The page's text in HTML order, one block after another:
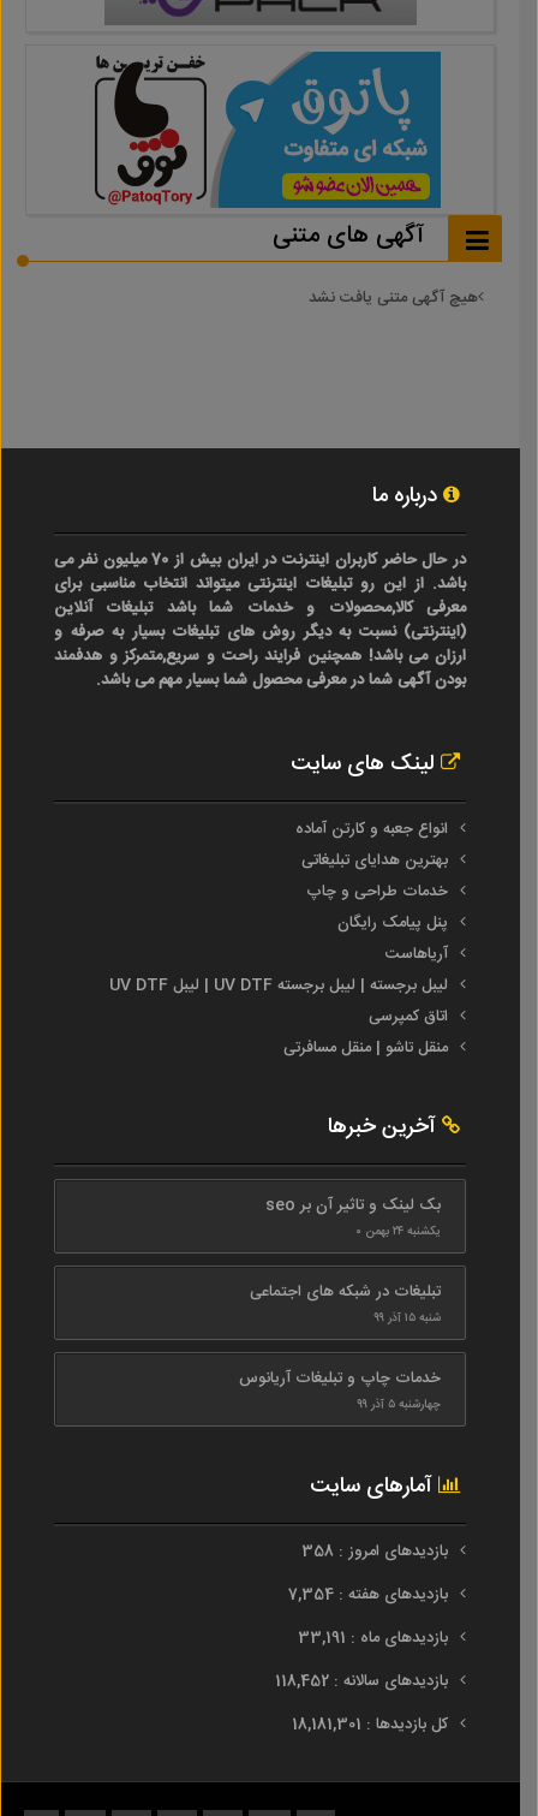
آگهی های متنی
هیچ آگهی متنی یافت نشد
درباره ما
در حال حاضر کاربران اینترنت در ایران بیش از 70 میلیون نفر می
باشد. از این رو تبلیغات اینترنتی میتواند انتخاب مناسبی برای
معرفی کالا,محصولات و خدمات شما باشد تبلیغات آنلاین
(اینترنتی) نسبت به دیگر روش های تبلیغات بسیار به صرفه و
ارزان می باشد! همچنین فرایند راحت و سریع,متمرکز و هدفمند
بودن آگهی شما در معرفی محصول شما بسیار مهم می باشد.
لینک های سایت
انواع جعبه و کارتن آماده
بهترین هدایای تبلیغاتی
خدمات طراحی و چاپ
پنل پیامک رایگان
آریاهاست
لیبل برجسته | لیبل برجسته UV DTF | لیبل UV DTF
اتاق کمپرسی
منقل تاشو | منقل مسافرتی
آخرین خبرها
بک لینک و تاثیر آن بر seo
یکشنبه ۲۴ بهمن ۰
تبلیغات در شبکه های اجتماعی
شنبه ۱۵ آذر ۹۹
خدمات چاپ و تبلیغات آریانوس
چهارشنبه ۵ آذر ۹۹
آمارهای سایت
بازدیدهای امروز : 358
بازدیدهای هفته : 7,354
بازدیدهای ماه : 33,191
بازدیدهای سالانه : 118,452
کل بازدیدها : 18,181,301